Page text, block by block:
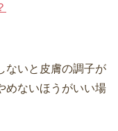
ないと皮膚の調子が
めないほうがいい場